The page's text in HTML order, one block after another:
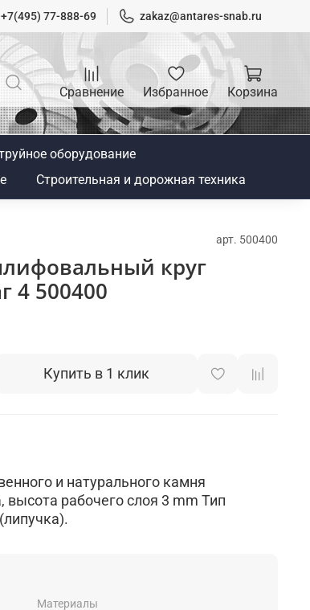
+7(495) 77-888-69 zakaz@antares-snab.ru
Сравнение Избранное Корзина
оборудование
Строительная и дорожная техника
арт. 500400
круг
4 500400
Купить в 1 клик
и натурального камня
рабочего слоя 3 mm Тип
Материалы